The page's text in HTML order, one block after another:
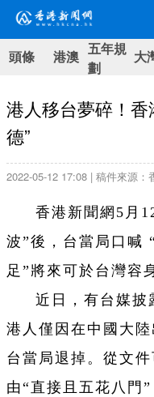
頭條 港澳 五年規
劃
大
港人移台夢碎！香
德”
2022-05-12 17:08 | 稿件來源：
香港新聞網5月
波”後，台當局口喊
足”將來可於台灣容
近日，有台媒披
港人僅因在中國大
台當局退掉。從文
由“直接且五花八門